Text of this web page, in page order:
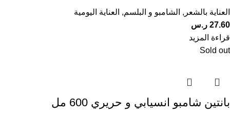
العناية بالشعر , الشامبو و البلسم, العناية اليومية
27.60 ر.س
قراءة المزيد
Sold out
بانتين شامبو انسيابي و حريري 600 مل